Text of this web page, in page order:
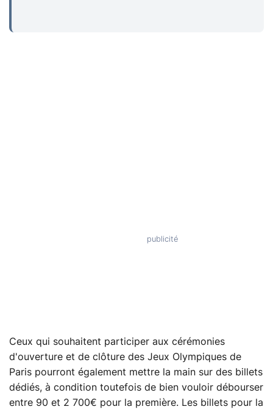
Ceux qui souhaitent participer aux cérémonies
d'ouverture et de clôture des Jeux Olympiques de
Paris pourront également mettre la main sur des billets
dédiés, à condition toutefois de bien vouloir débourser
entre 90 et 2 700€ pour la première. Les billets pour la